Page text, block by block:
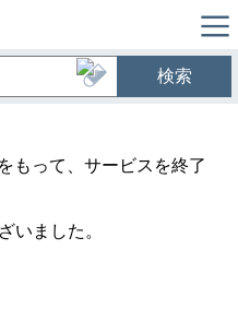
検索
もって、サービスを終了
いました。